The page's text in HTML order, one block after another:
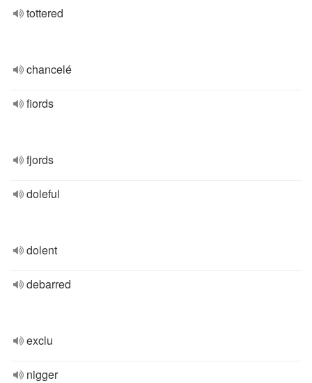
tottered
chancelé
fiords
fjords
doleful
dolent
debarred
exclu
nigger